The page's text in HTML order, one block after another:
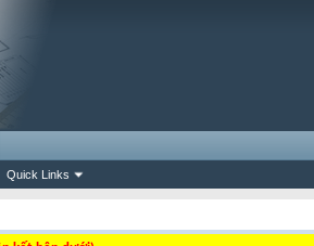
Quick Links